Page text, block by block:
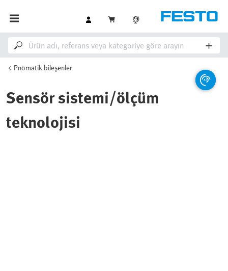
Pnömatik bileşenler
Sensör sistemi/ölçüm
teknolojisi